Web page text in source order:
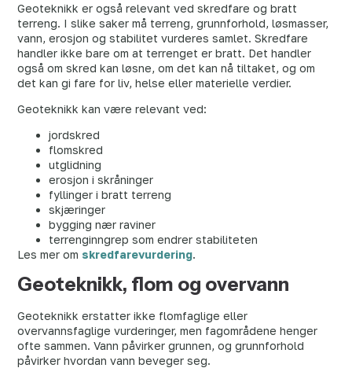
Geoteknikk er også relevant ved skredfare og bratt
terreng. I slike saker må terreng, grunnforhold, løsmasser,
vann, erosjon og stabilitet vurderes samlet. Skredfare
handler ikke bare om at terrenget er bratt. Det handler
også om skred kan løsne, om det kan nå tiltaket, og om
det kan gi fare for liv, helse eller materielle verdier.
Geoteknikk kan være relevant ved:
jordskred
flomskred
utglidning
erosjon i skråninger
fyllinger i bratt terreng
skjæringer
bygging nær raviner
terrenginngrep som endrer stabiliteten
Les mer om skredfarevurdering.
Geoteknikk, flom og overvann
Geoteknikk erstatter ikke flomfaglige eller
overvannsfaglige vurderinger, men fagområdene henger
ofte sammen. Vann påvirker grunnen, og grunnforhold
påvirker hvordan vann beveger seg.